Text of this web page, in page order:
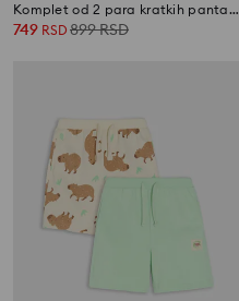
Komplet od 2 para kratkih pantalona Tom and Jerry
749 RSD 899RSD